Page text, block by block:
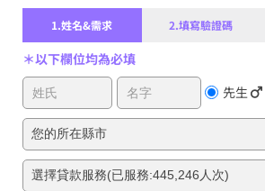
1.姓名&需求 2.填寫驗證碼
＊以下欄位均為必填
先生